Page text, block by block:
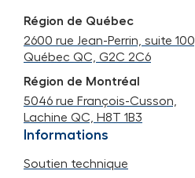
Région de Québec
2600 rue Jean-Perrin, suite 100,
Québec QC, G2C 2C6
Région de Montréal
5046 rue François-Cusson,
Lachine QC, H8T 1B3
Informations
Soutien technique